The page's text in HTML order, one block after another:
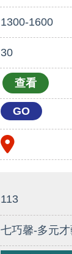
1300-1600
30
GO
113
七巧馨-多元